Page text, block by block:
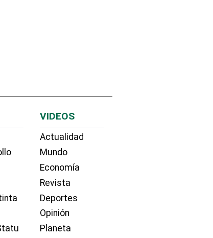
VIDEOS
Actualidad
Mundo
Economía
Revista
Deportes
Opinión
Planeta